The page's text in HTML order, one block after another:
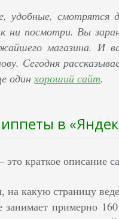
удобные,
ни посмотри. Вы
магазина. И
Сегодня
одинхороший сайт.
в
это краткое описание
какую страницу
примерно